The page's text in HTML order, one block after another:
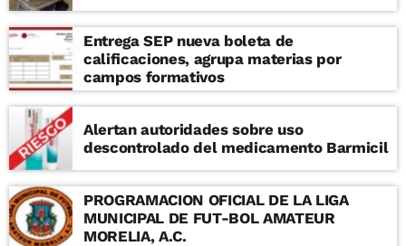
Entrega SEP nueva boleta de
calificaciones, agrupa materias por
campos formativos
Alertan autoridades sobre uso
descontrolado del medicamento Barmicil
PROGRAMACION OFICIAL DE LA LIGA
MUNICIPAL DE FUT-BOL AMATEUR
MORELIA, A.C.